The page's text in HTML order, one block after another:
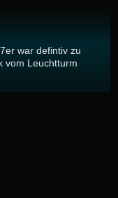
war defintiv zu
vom Leuchtturm